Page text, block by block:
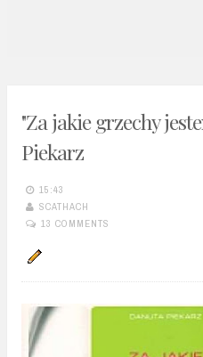
"Za jakie grzechy
Piekarz
15:43
SCATHACH
13 COMMENTS